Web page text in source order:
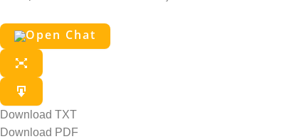
Download TXT
Download PDF